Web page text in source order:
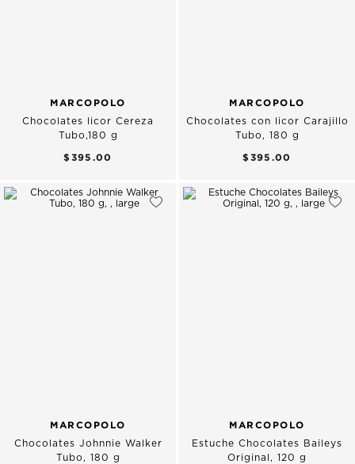
MARCOPOLO
Chocolates licor Cereza
Tubo,180 g
$395.00
MARCOPOLO
Chocolates con licor Carajillo
Tubo, 180 g
$395.00
MARCOPOLO
Chocolates Johnnie Walker
Tubo, 180 g
MARCOPOLO
Estuche Chocolates Baileys
Original, 120 g